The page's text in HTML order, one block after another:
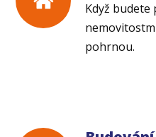
Když
pohrnou.